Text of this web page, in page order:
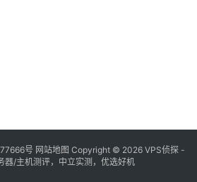
号 网站地图 Copyright © 2026 VPS侦探 -
器/主机测评，中立实测，优选好机